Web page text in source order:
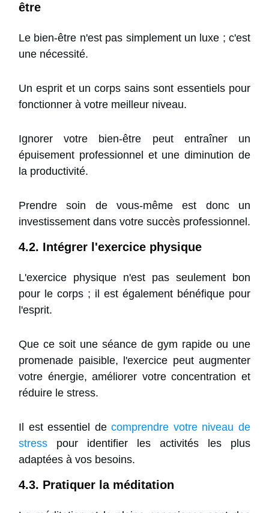
être
Le bien-être n'est pas simplement un luxe ; c'est
une nécessité.
Un esprit et un corps sains sont essentiels pour
fonctionner à votre meilleur niveau.
Ignorer votre bien-être peut entraîner un
épuisement professionnel et une diminution de
la productivité.
Prendre soin de vous-même est donc un
investissement dans votre succès professionnel.
4.2. Intégrer l'exercice physique
L'exercice physique n'est pas seulement bon
pour le corps ; il est également bénéfique pour
l'esprit.
Que ce soit une séance de gym rapide ou une
promenade paisible, l'exercice peut augmenter
votre énergie, améliorer votre concentration et
réduire le stress.
Il est essentiel decomprendre votre niveau de
stress pour identifier les activités les plus
adaptées à vos besoins.
4.3. Pratiquer la méditation